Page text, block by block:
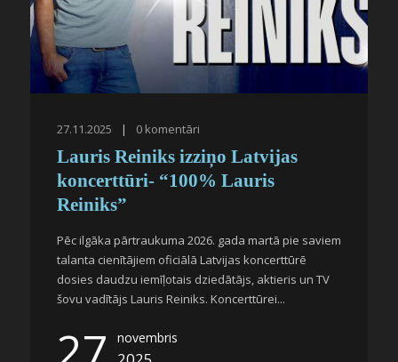
27.11.2025 | 0 komentāri
Lauris Reiniks izziņo Latvijas
koncerttūri- “100% Lauris
Reiniks”
Pēc ilgāka pārtraukuma 2026. gada martā pie saviem
talanta cienītājiem oficiālā Latvijas koncerttūrē
dosies daudzu iemīļotais dziedātājs, aktieris un TV
šovu vadītājs Lauris Reiniks. Koncerttūrei...
novembris